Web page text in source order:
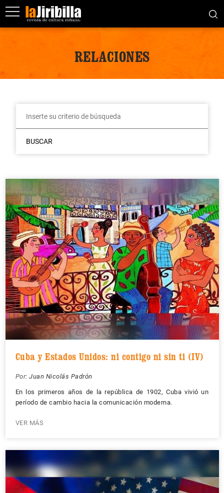
RELACIONES
BUSCAR
Cuba y Estados Unidos: ni contigo ni sin ti (IV)
Por: Juan Nicolás Padrón
En los primeros años de la república de 1902, Cuba vivió un
período de cambio hacia la comunicación moderna.
VER MÁS